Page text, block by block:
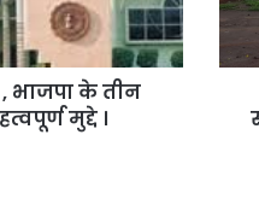
भाजपा के तीन
मुद्दे ।
कोरोना
लेकिन